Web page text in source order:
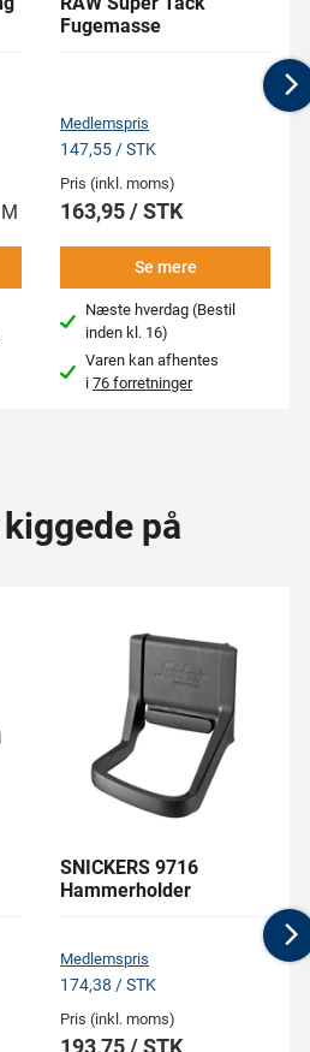
Fugemasse
Medlemspris
147,55 / STK
Pris (inkl. moms)
163,95 / STK
Se mere
Næste hverdag (Bestil
inden kl. 16)
Varen kan afhentes
i76 forretninger
på
SNICKERS 9716
Hammerholder
Medlemspris
174,38 / STK
Pris (inkl. moms)
193,75 / STK